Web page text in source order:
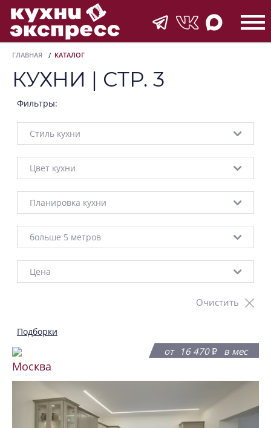
ГЛАВНАЯ КАТАЛОГ
КУХНИ | СТР. 3
Фильтры:
Стиль кухни
Цвет кухни
Планировка кухни
больше 5 метров
Цена
Очистить
Подборки
от 16 470 в мес
Москва